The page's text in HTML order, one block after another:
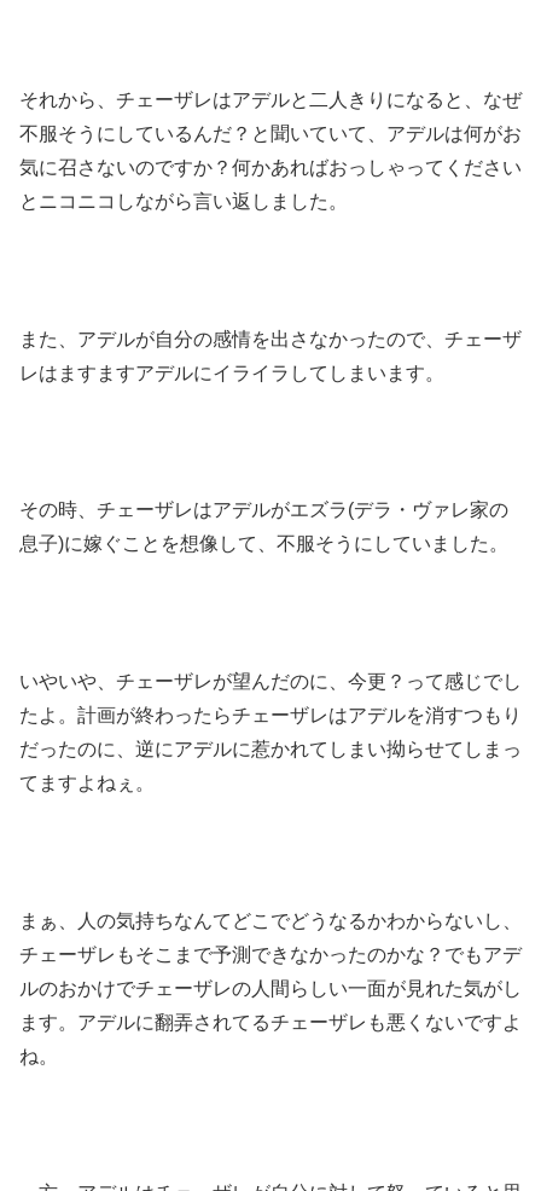
それから、チェーザレはアデルと二人きりになると、なぜ
不服そうにしているんだ？と聞いていて、アデルは何がお
気に召さないのですか？何かあればおっしゃってください
とニコニコしながら言い返しました。
また、アデルが自分の感情を出さなかったので、チェーザ
レはますますアデルにイライラしてしまいます。
その時、チェーザレはアデルがエズラ(デラ・ヴァレ家の
息子)に嫁ぐことを想像して、不服そうにしていました。
いやいや、チェーザレが望んだのに、今更？って感じでし
たよ。計画が終わったらチェーザレはアデルを消すつもり
だったのに、逆にアデルに惹かれてしまい拗らせてしまっ
てますよねぇ。
まぁ、人の気持ちなんてどこでどうなるかわからないし、
チェーザレもそこまで予測できなかったのかな？でもアデ
ルのおかけでチェーザレの人間らしい一面が見れた気がし
ます。アデルに翻弄されてるチェーザレも悪くないですよ
ね。